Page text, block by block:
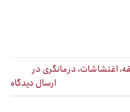
اغتشاشات، درمانگری در
ارسال دیدگاه